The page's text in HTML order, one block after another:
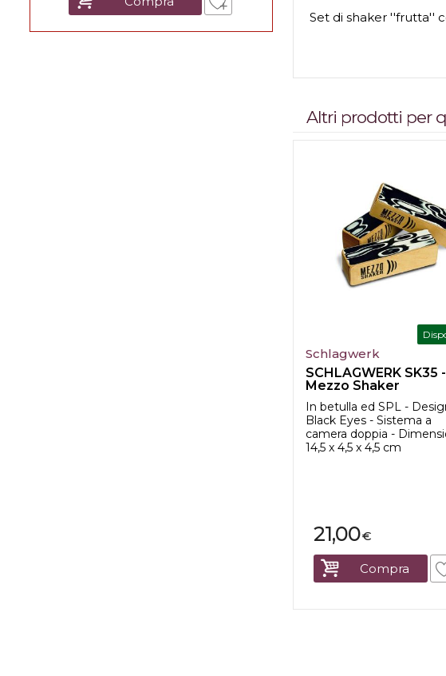
Set di shaker ''frutta''
Altri prodotti per
Schlagwerk
SCHLAGWERK SK35 -
Mezzo Shaker
In betulla ed SPL -
Black Eyes - Sistema a
camera doppia -
14,5 x 4,5 x 4,5 cm
€
21,00
Compra